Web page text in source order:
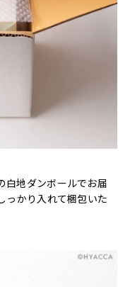
白地ダンボールでお届
っかり入れて梱包いた